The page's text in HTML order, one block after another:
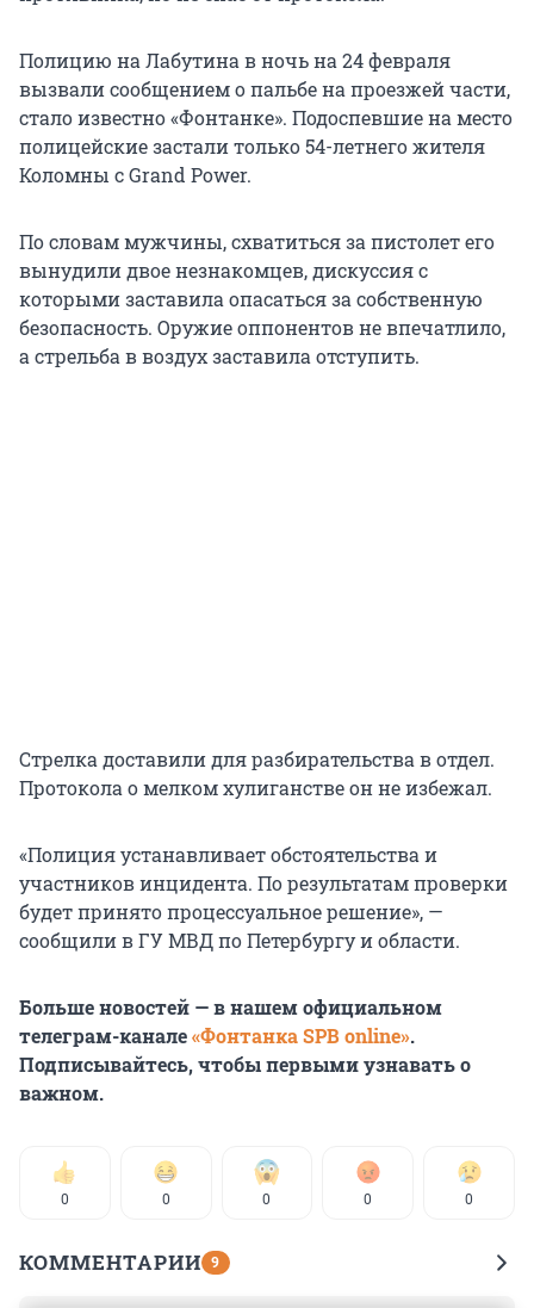
Полицию на Лабутина в ночь на 24 февраля
вызвали сообщением о пальбе на проезжей части,
стало известно «Фонтанке». Подоспевшие на место
полицейские застали только 54-летнего жителя
Коломны с Grand Power.
По словам мужчины, схватиться за пистолет его
вынудили двое незнакомцев, дискуссия с
которыми заставила опасаться за собственную
безопасность. Оружие оппонентов не впечатлило,
а стрельба в воздух заставила отступить.
Стрелка доставили для разбирательства в отдел.
Протокола о мелком хулиганстве он не избежал.
«Полиция устанавливает обстоятельства и
участников инцидента. По результатам проверки
будет принято процессуальное решение», —
сообщили в ГУ МВД по Петербургу и области.
Больше новостей — в нашем официальном
телеграм-канале«Фонтанка SPB online».
Подписывайтесь, чтобы первыми узнавать о
важном.
0 0 0 0 0
КОММЕНТАРИИ 9